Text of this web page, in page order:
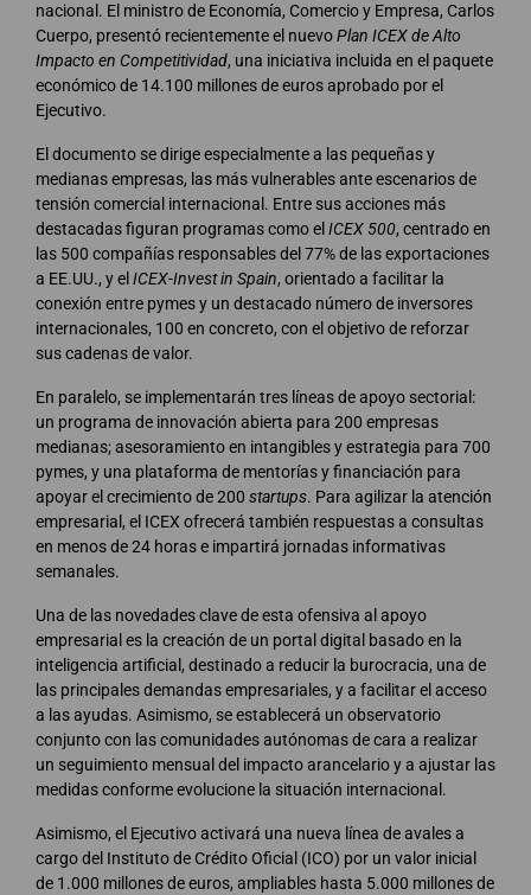
nacional. El ministro de Economía, Comercio y Empresa, Carlos
Cuerpo, presentó recientemente el nuevoPlan ICEX de Alto
Impacto en Competitividad, una iniciativa incluida en el paquete
económico de 14.100 millones de euros aprobado por el
Ejecutivo.
El documento se dirige especialmente a las pequeñas y
medianas empresas, las más vulnerables ante escenarios de
tensión comercial internacional. Entre sus acciones más
destacadas figuran programas como el ICEX 500, centrado en
las 500 compañías responsables del 77% de las exportaciones
a EE.UU., y el ICEX-Invest in Spain, orientado a facilitar la
conexión entre pymes y un destacado número de inversores
internacionales, 100 en concreto, con el objetivo de reforzar
sus cadenas de valor.
En paralelo, se implementarán tres líneas de apoyo sectorial:
un programa de innovación abierta para 200 empresas
medianas; asesoramiento en intangibles y estrategia para 700
pymes, y una plataforma de mentorías y financiación para
apoyar el crecimiento de 200 startups. Para agilizar la atención
empresarial, el ICEX ofrecerá también respuestas a consultas
en menos de 24 horas e impartirá jornadas informativas
semanales.
Una de las novedades clave de esta ofensiva al apoyo
empresarial es la creación de un portal digital basado en la
inteligencia artificial, destinado a reducir la burocracia, una de
las principales demandas empresariales, y a facilitar el acceso
a las ayudas. Asimismo, se establecerá un observatorio
conjunto con las comunidades autónomas de cara a realizar
un seguimiento mensual del impacto arancelario y a ajustar las
medidas conforme evolucione la situación internacional.
Asimismo, el Ejecutivo activará una nueva línea de avales a
cargo del Instituto de Crédito Oficial (ICO) por un valor inicial
de 1.000 millones de euros, ampliables hasta 5.000 millones de